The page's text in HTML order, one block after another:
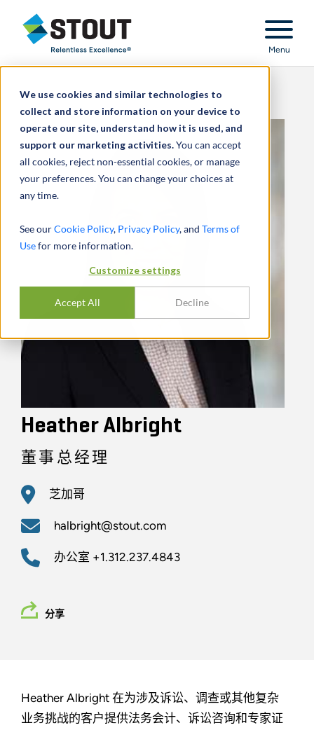
We use cookies and similar technologies to
collect and store information on your device to
operate our site, understand how it is used, and
support our marketing activities.You can accept
all cookies, reject non-essential cookies, or manage
your preferences. You can change your choices at
any time.
See ourCookie Policy, Privacy Policy, and Terms of
Usefor more information.
Customize settings
Accept All Decline
Stout Relentless Excellence
Menu
Heather Albright
董事总经理
芝加哥
halbright@stout.com
办公室 +1.312.237.4843
分享
Heather Albright 在为涉及诉讼、调查或其他复杂
业务挑战的客户提供法务会计、诉讼咨询和专家证